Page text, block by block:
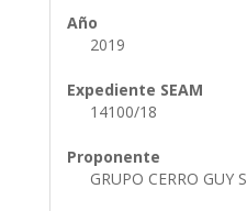
Año
2019
Expediente SEAM
14100/18
Proponente
GRUPO CERRO GUY